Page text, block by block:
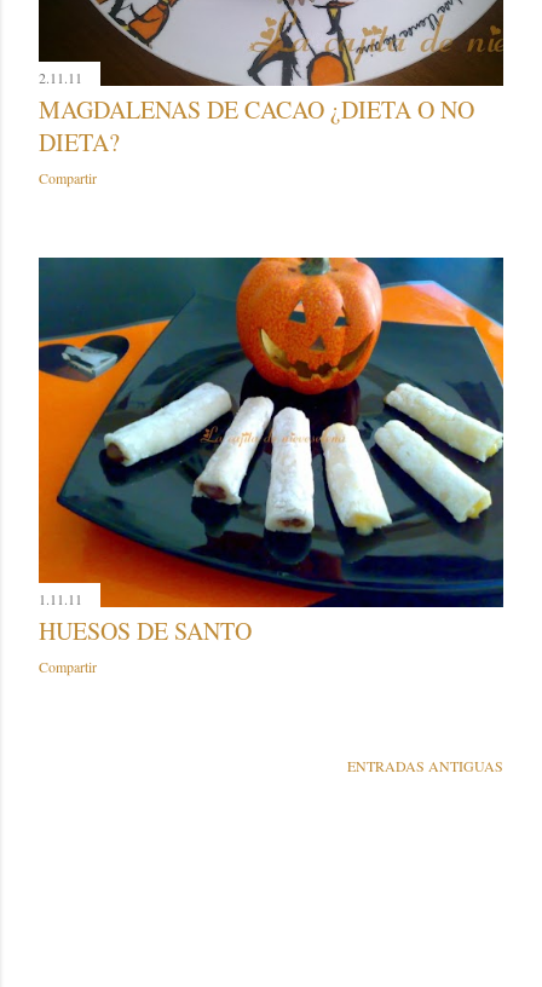
2.11.11
MAGDALENAS DE CACAO ¿DIETA O NO
DIETA?
Compartir
1.11.11
HUESOS DE SANTO
Compartir
ENTRADAS ANTIGUAS